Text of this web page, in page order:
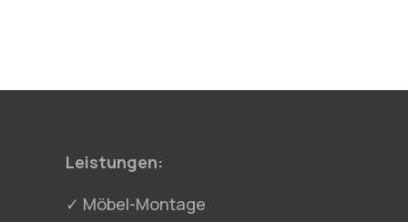
Leistungen:
✓ Möbel-Montage